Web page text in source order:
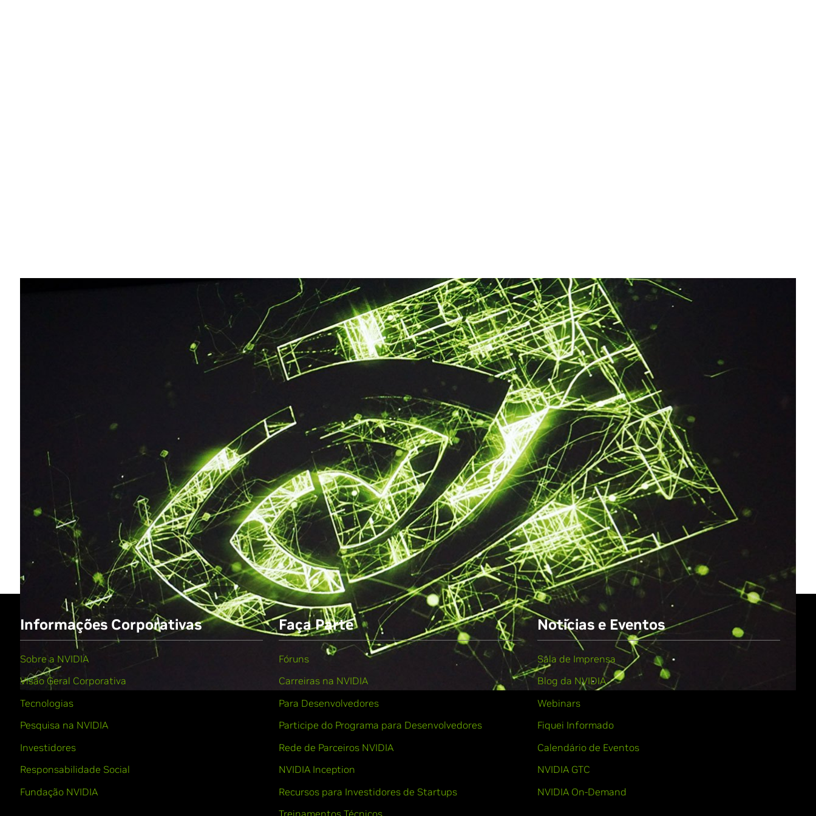
All NVIDIA News
Informações Corporativas
Sobre a NVIDIA
Visão Geral Corporativa
Tecnologias
Pesquisa na NVIDIA
Investidores
Responsabilidade Social
Fundação NVIDIA
Faça Parte
Fóruns
Carreiras na NVIDIA
Para Desenvolvedores
Participe do Programa para Desenvolvedores
Rede de Parceiros NVIDIA
NVIDIA Inception
Recursos para Investidores de Startups
Notícias e Eventos
Sala de Imprensa
Blog da NVIDIA
Webinars
Fiquei Informado
Calendário de Eventos
NVIDIA GTC
NVIDIA On-Demand